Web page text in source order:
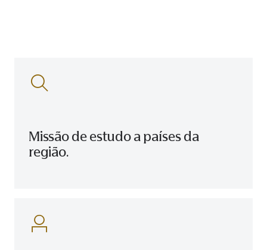
Missão de estudo a países da
região.